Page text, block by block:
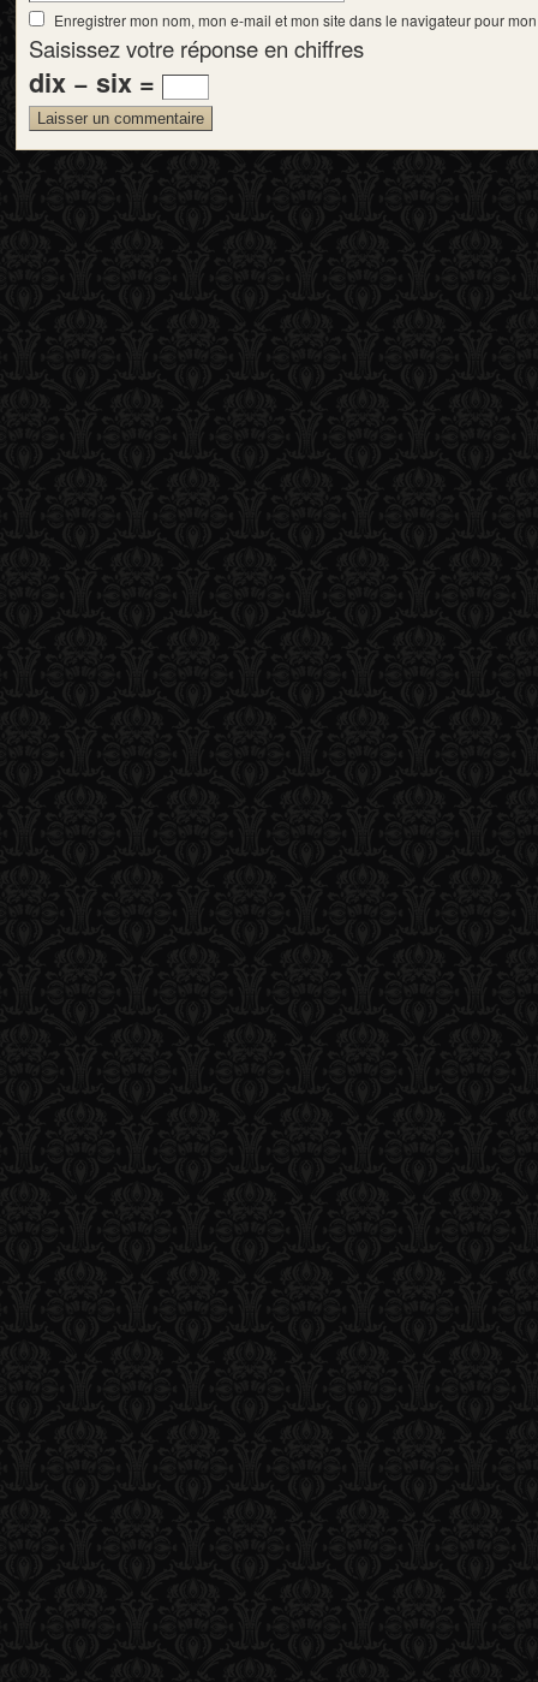
Enregistrer mon nom, mon e-mail et mon site dans le navigateur pour
Saisissez votre réponse en chiffres
dix − six =